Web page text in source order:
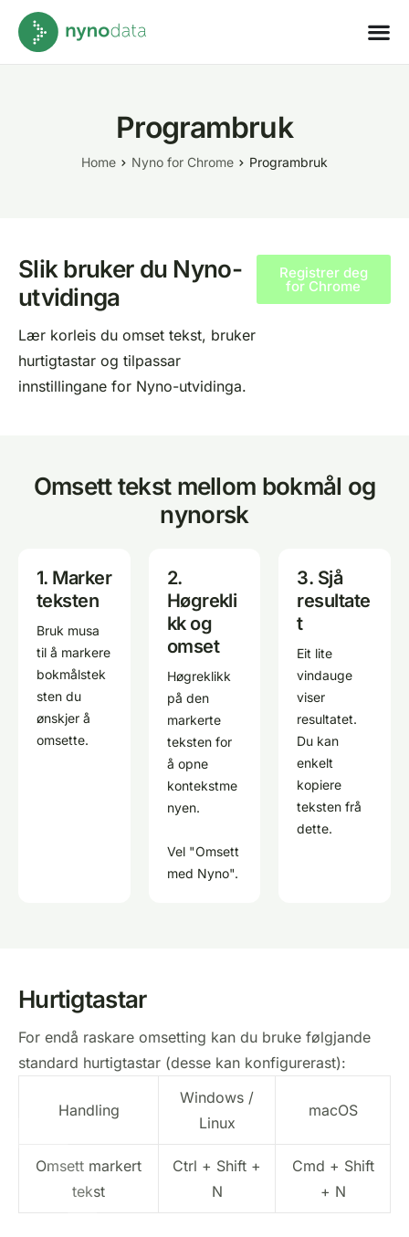
Programbruk
Home Nyno for Chrome Programbruk
Slik bruker du Nyno-
utvidinga
Lær korleis du omset tekst, bruker
hurtigtastar og tilpassar
innstillingane for Nyno-utvidinga.
Registrer deg
for Chrome
Omsett tekst mellom bokmål og
nynorsk
1. Marker
teksten
Bruk musa
til å markere
bokmålstek
sten du
ønskjer å
omsette.
2.
Høgrekli
kk og
omset
Høgreklikk
på den
markerte
teksten for
å opne
kontekstme
nyen.
Vel "Omsett
med Nyno".
3. Sjå
resultate
t
Eit lite
vindauge
viser
resultatet.
Du kan
enkelt
kopiere
teksten frå
dette.
Hurtigtastar
For endå raskare omsetting kan du bruke følgjande
standard hurtigtastar (desse kan konfigurerast):
Handling
Windows /
Linux
macOS
Omsett markert
tekst
Ctrl + Shift +
N
Cmd + Shift
+ N